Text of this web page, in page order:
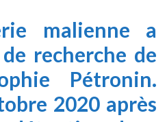
malienne a
recherche de
Pétronin.
2020 après